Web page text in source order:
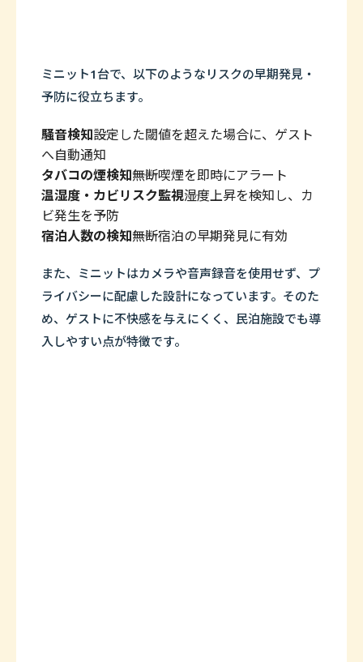
ミニット1台で、以下のようなリスクの早期発見・
予防に役立ちます。
騒音検知――設定した閾値を超えた場合に、ゲスト
へ自動通知
タバコの煙検知――無断喫煙を即時にアラート
温湿度・カビリスク監視――湿度上昇を検知し、カ
ビ発生を予防
宿泊人数の検知――無断宿泊の早期発見に有効
また、ミニットはカメラや音声録音を使用せず、プ
ライバシーに配慮した設計になっています。そのた
め、ゲストに不快感を与えにくく、民泊施設でも導
入しやすい点が特徴です。